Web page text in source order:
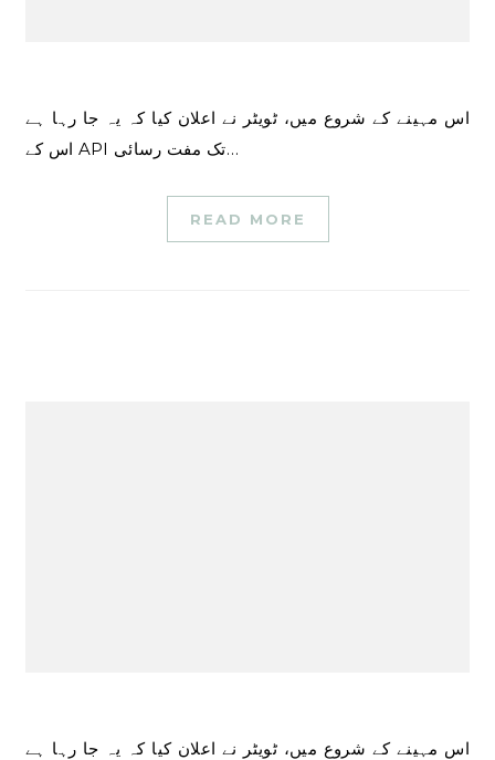
اس مہینے کے شروع میں، ٹویٹر نے اعلان کیا کہ یہ جا رہا ہے
اس کے API تک مفت رسائی…
READ MORE
اس مہینے کے شروع میں، ٹویٹر نے اعلان کیا کہ یہ جا رہا ہے